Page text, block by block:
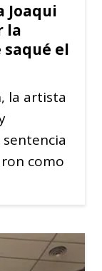
Joaqui
la
saqué el
la artista
como